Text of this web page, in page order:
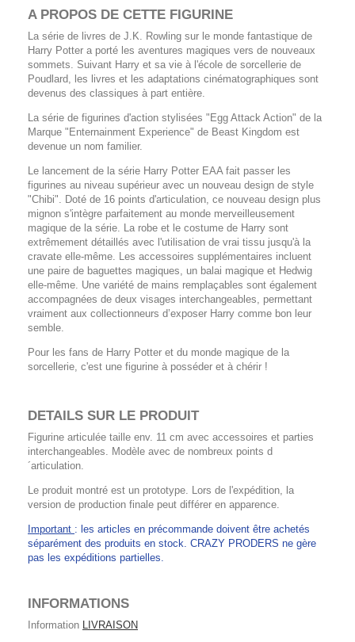
A PROPOS DE CETTE FIGURINE
La série de livres de J.K. Rowling sur le monde fantastique de
Harry Potter a porté les aventures magiques vers de nouveaux
sommets. Suivant Harry et sa vie à l'école de sorcellerie de
Poudlard, les livres et les adaptations cinématographiques sont
devenus des classiques à part entière.
La série de figurines d'action stylisées "Egg Attack Action" de la
Marque "Enternainment Experience" de Beast Kingdom est
devenue un nom familier.
Le lancement de la série Harry Potter EAA fait passer les
figurines au niveau supérieur avec un nouveau design de style
"Chibi". Doté de 16 points d'articulation, ce nouveau design plus
mignon s'intègre parfaitement au monde merveilleusement
magique de la série. La robe et le costume de Harry sont
extrêmement détaillés avec l'utilisation de vrai tissu jusqu'à la
cravate elle-même. Les accessoires supplémentaires incluent
une paire de baguettes magiques, un balai magique et Hedwig
elle-même. Une variété de mains remplaçables sont également
accompagnées de deux visages interchangeables, permettant
vraiment aux collectionneurs d’exposer Harry comme bon leur
semble.
Pour les fans de Harry Potter et du monde magique de la
sorcellerie, c'est une figurine à posséder et à chérir !
DETAILS SUR LE PRODUIT
Figurine articulée taille env. 11 cm avec accessoires et parties
interchangeables. Modèle avec de nombreux points d
´articulation.
Le produit montré est un prototype. Lors de l'expédition, la
version de production finale peut différer en apparence.
Important : les articles en précommande doivent être achetés
séparément des produits en stock. CRAZY PRODERS ne gère
pas les expéditions partielles.
INFORMATIONS
Information LIVRAISON